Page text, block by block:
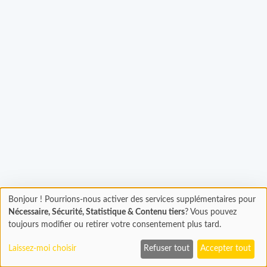
Chargement... Chargement
En cours...
Bonjour ! Pourrions-nous activer des services supplémentaires pour
Nécessaire, Sécurité, Statistique & Contenu tiers? Vous pouvez
toujours modifier ou retirer votre consentement plus tard.
Laissez-moi choisir Refuser tout Accepter tout